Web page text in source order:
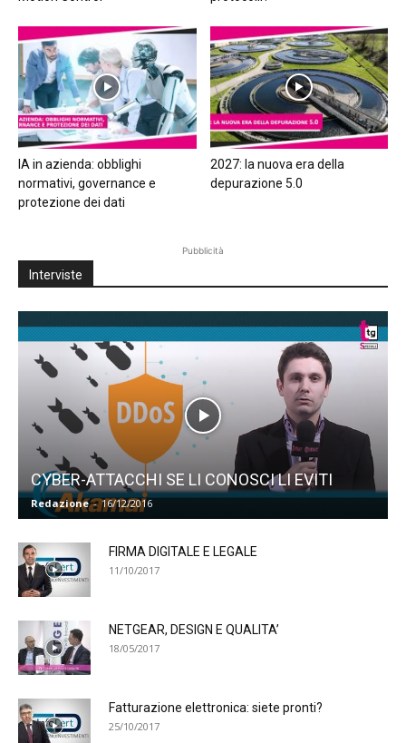
IA in azienda: obblighi
normativi, governance e
protezione dei dati
2027: la nuova era della
depurazione 5.0
Pubblicità
Interviste
CYBER-ATTACCHI SE LI CONOSCI LI EVITI
Redazione - 16/12/2016
FIRMA DIGITALE E LEGALE
11/10/2017
NETGEAR, DESIGN E QUALITA’
18/05/2017
Fatturazione elettronica: siete pronti?
25/10/2017